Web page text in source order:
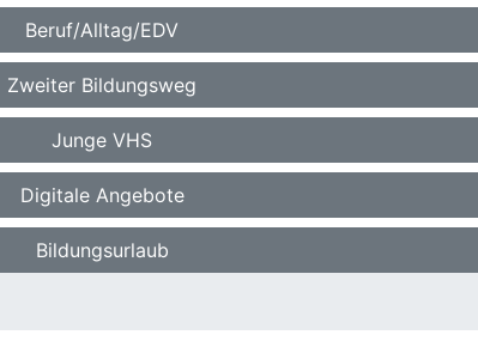
Beruf/Alltag/EDV
Zweiter Bildungsweg
Junge VHS
Digitale Angebote
Bildungsurlaub